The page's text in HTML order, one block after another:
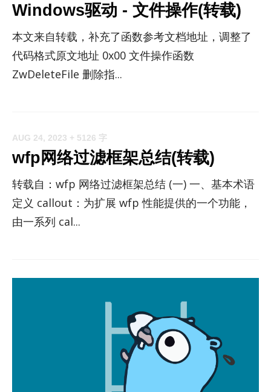
Windows驱动 - 文件操作(转载)
本文来自转载，补充了函数参考文档地址，调整了
代码格式原文地址 0x00 文件操作函数
ZwDeleteFile 删除指...
AUG 24, 2023 + 5126 字
wfp网络过滤框架总结(转载)
转载自：wfp 网络过滤框架总结 (一) 一、基本术语
定义 callout：为扩展 wfp 性能提供的一个功能，
由一系列 cal...